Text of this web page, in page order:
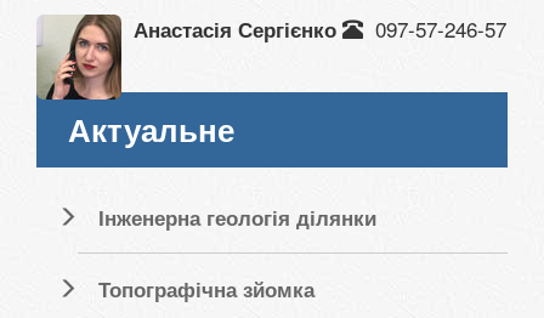
Анастасія Сергієнко 097-57-246-57
Актуальне
Інженерна геологія ділянки
Топографічна зйомка